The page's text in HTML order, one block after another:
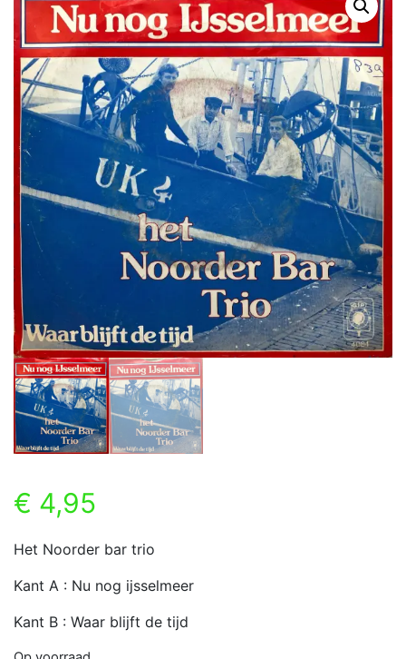
€ 4,95
Het Noorder bar trio
Kant A : Nu nog ijsselmeer
Kant B : Waar blijft de tijd